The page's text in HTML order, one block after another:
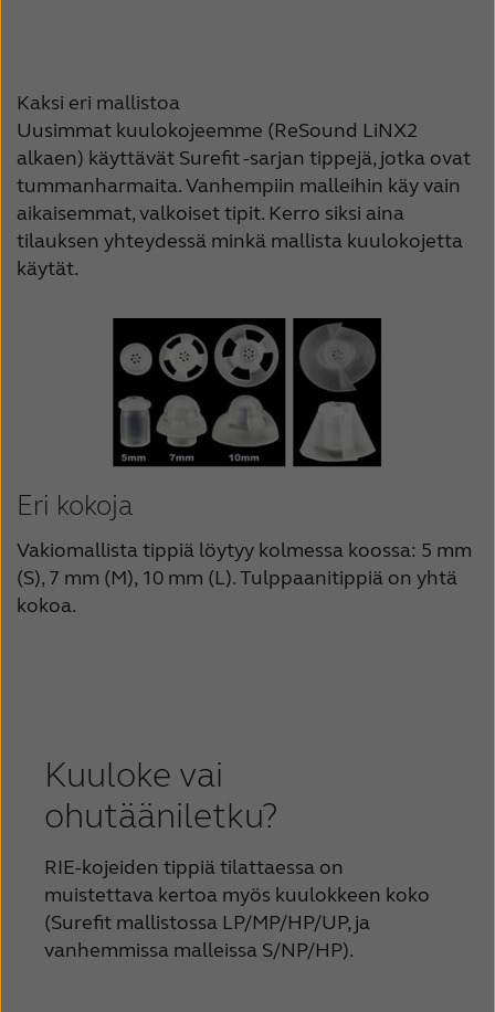
Kaksi eri mallistoa
Uusimmat kuulokojeemme (ReSound LiNX2
alkaen) käyttävät Surefit -sarjan tippejä, jotka ovat
tummanharmaita. Vanhempiin malleihin käy vain
aikaisemmat, valkoiset tipit. Kerro siksi aina
tilauksen yhteydessä minkä mallista kuulokojetta
käytät.
Eri kokoja
Vakiomallista tippiä löytyy kolmessa koossa: 5 mm
(S), 7 mm (M), 10 mm (L). Tulppaanitippiä on yhtä
kokoa.
Kuuloke vai
ohutääniletku?
RIE-kojeiden tippiä tilattaessa on
muistettava kertoa myös kuulokkeen koko
(Surefit mallistossa LP/MP/HP/UP, ja
vanhemmissa malleissa S/NP/HP).